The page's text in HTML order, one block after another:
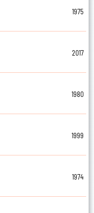
1975
2017
1980
1999
1974